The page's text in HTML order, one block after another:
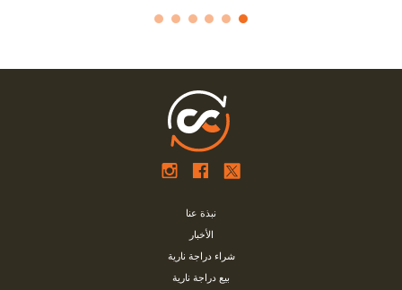
نبذة عنا
الأخبار
شراء دراجة نارية
بيع دراجة نارية